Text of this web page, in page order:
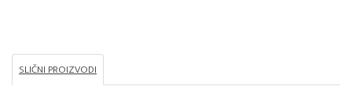
SLIČNI PROIZVODI